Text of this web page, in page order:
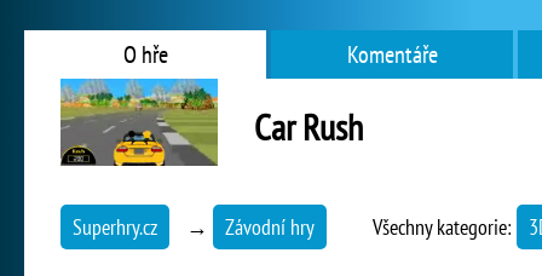
O hře Komentáře
Car Rush
Superhry.cz → Závodní hry Všechny kategorie: